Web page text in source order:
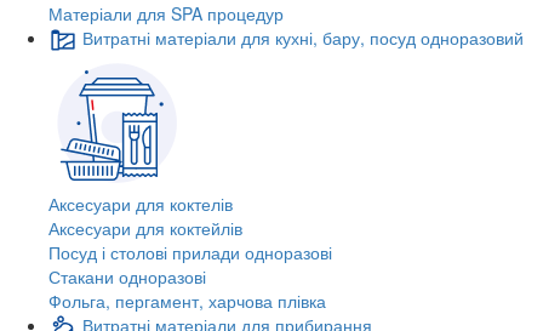
Матеріали для SPA процедур
Витратні матеріали для кухні, бару, посуд одноразовий
Аксесуари для коктелів
Аксесуари для коктейлів
Посуд і столові прилади одноразові
Стакани одноразові
Фольга, пергамент, харчова плівка
Витратні матеріали для прибирання